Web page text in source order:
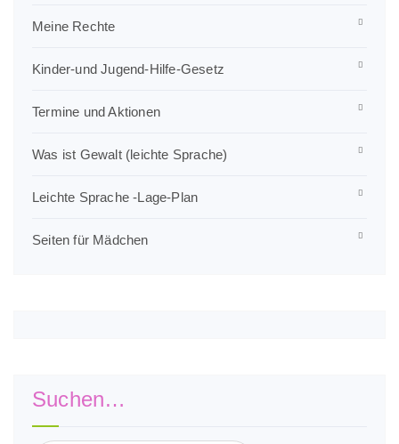
Meine Rechte
Kinder-und Jugend-Hilfe-Gesetz
Termine und Aktionen
Was ist Gewalt (leichte Sprache)
Leichte Sprache -Lage-Plan
Seiten für Mädchen
Suchen…